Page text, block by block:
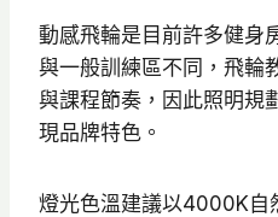
動感飛輪是目前許多健身
與一般訓練區不同，飛輪
與課程節奏，因此照明規
現品牌特色。
燈光色溫建議以4000K自